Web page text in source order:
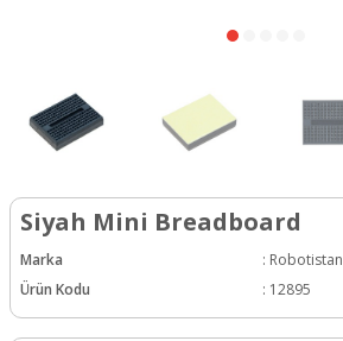
Siyah Mini Breadboard
Marka : Robotistan
Ürün Kodu
: 12895